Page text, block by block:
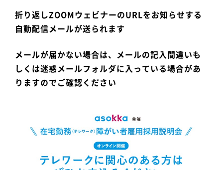
折り返しZOOMウェビナーのURLをお知らせする
自動配信メールが送られます
メールが届かない場合は、メールの記入間違いも
しくは迷惑メールフォルダに入っている場合があ
りますのでご確認ください